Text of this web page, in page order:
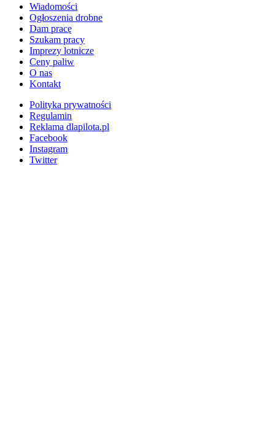
Wiadomości
Ogłoszenia drobne
Dam pracę
Szukam pracy
Imprezy lotnicze
Ceny paliw
O nas
Kontakt
Polityka prywatności
Regulamin
Reklama dlapilota.pl
Facebook
Instagram
Twitter